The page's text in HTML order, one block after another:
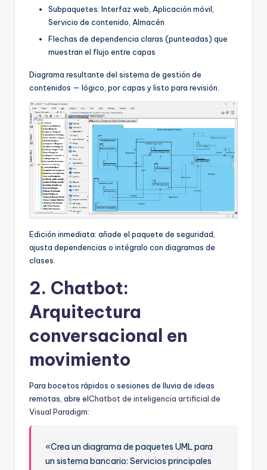
Subpaquetes: Interfaz web, Aplicación móvil,
Servicio de contenido, Almacén
Flechas de dependencia claras (punteadas) que
muestran el flujo entre capas
Diagrama resultante del sistema de gestión de
contenidos — lógico, por capas y listo para revisión:
Edición inmediata: añade el paquete de seguridad,
ajusta dependencias o intégralo con diagramas de
clases.
2. Chatbot:
Arquitectura
conversacional en
movimiento
Para bocetos rápidos o sesiones de lluvia de ideas
remotas, abre elChatbot de inteligencia artificial de
Visual Paradigm:
«Crea un diagrama de paquetes UML para
un sistema bancario: Servicios principales